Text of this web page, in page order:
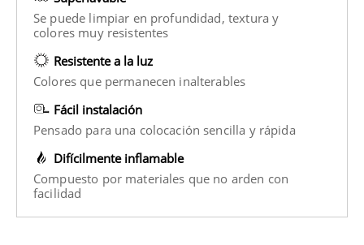
Se puede limpiar en profundidad, textura y
colores muy resistentes
Resistente a la luz
Colores que permanecen inalterables
Fácil instalación
Pensado para una colocación sencilla y rápida
Difícilmente inflamable
Compuesto por materiales que no arden con
facilidad